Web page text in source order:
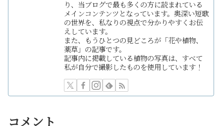
り、当ブログで最も多くの方に読まれている
メインコンテンツとなっています。奥深い短歌
の世界を、私なりの視点で分かりやすくお伝
えしています。
また、もうひとつの見どころが「花や植物、
薬草」の記事です。
記事内に掲載している植物の写真は、すべて
私が自分で撮影したものを使用しています！
コメント